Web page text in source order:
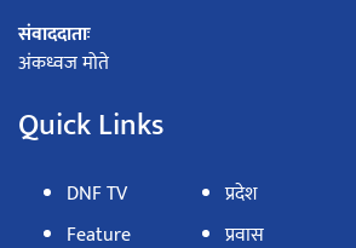
संवाददाताः
अंकध्वज मोते
Quick Links
DNF TV
Feature
प्रदेश
प्रवास